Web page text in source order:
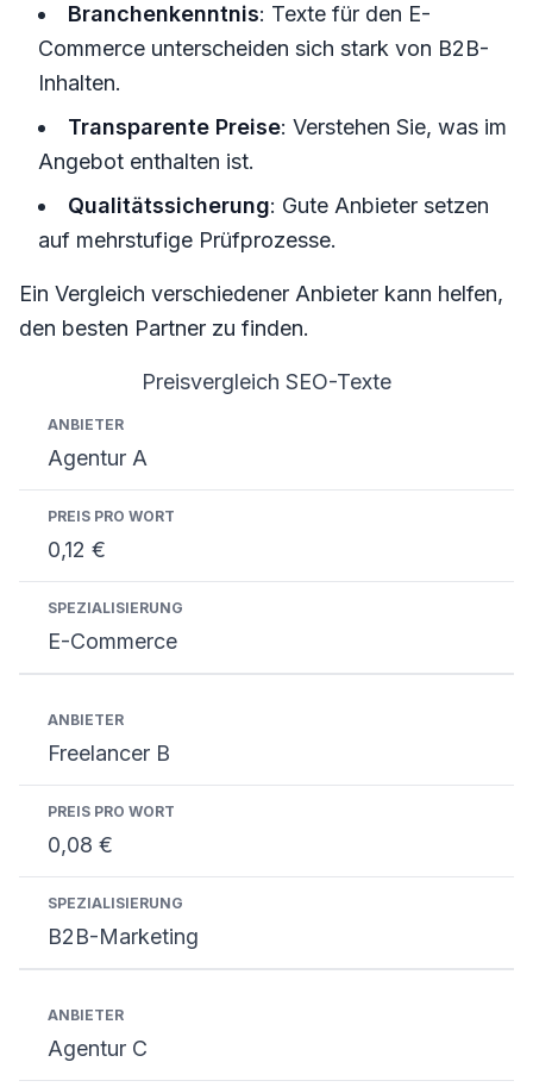
Branchenkenntnis: Texte für den E-
Commerce unterscheiden sich stark von B2B-
Inhalten.
Transparente Preise: Verstehen Sie, was im
Angebot enthalten ist.
Qualitätssicherung: Gute Anbieter setzen
auf mehrstufige Prüfprozesse.
Ein Vergleich verschiedener Anbieter kann helfen,
den besten Partner zu finden.
Preisvergleich SEO-Texte
AnbieterPreis pro Wort
Agentur A
0,12 €
E-Commerce
Freelancer B
0,08 €
B2B-Marketing
Agentur C